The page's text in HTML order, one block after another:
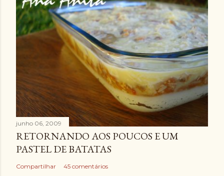
junho 06, 2009
RETORNANDO AOS POUCOS E UM
PASTEL DE BATATAS
Compartilhar 45 comentários